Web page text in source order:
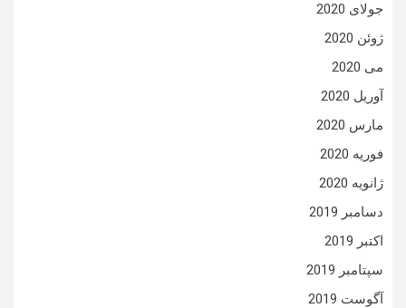
جولای 2020
ژوئن 2020
می 2020
آوریل 2020
مارس 2020
فوریه 2020
ژانویه 2020
دسامبر 2019
اکتبر 2019
سپتامبر 2019
آگوست 2019